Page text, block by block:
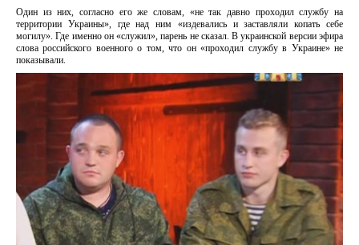
Один из них, согласно его же словам, «не так давно проходил службу на
территории Украины», где над ним «издевались и заставляли копать себе
могилу». Где именно он «служил», парень не сказал. В украинской версии эфира
слова российского военного о том, что он «проходил службу в Украине» не
показывали.